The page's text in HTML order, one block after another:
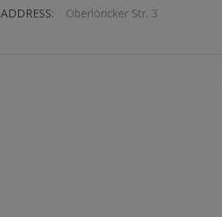
ADDRESS:
Oberlöricker Str. 3